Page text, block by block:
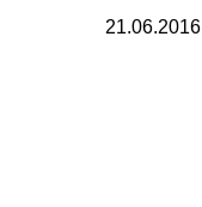
21.06.2016